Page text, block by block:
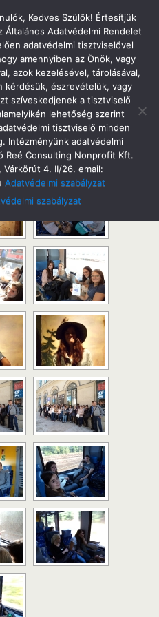
Gimnázium
Kedves Szülők! Értesítjük
Adatvédelmi Rendelet
adatvédelmi tisztviselővel
amennyiben az Önök, vagy
azok kezelésével, tárolásával,
kérdésük, észrevételük, vagy
szíveskedjenek a tisztviselő
lehetőség szerint
tisztviselő minden
Intézményünk adatvédelmi
Reé Consulting Nonprofit Kft.
4. II/26. email:
Adatvédelmi szabályzat
szabályzat